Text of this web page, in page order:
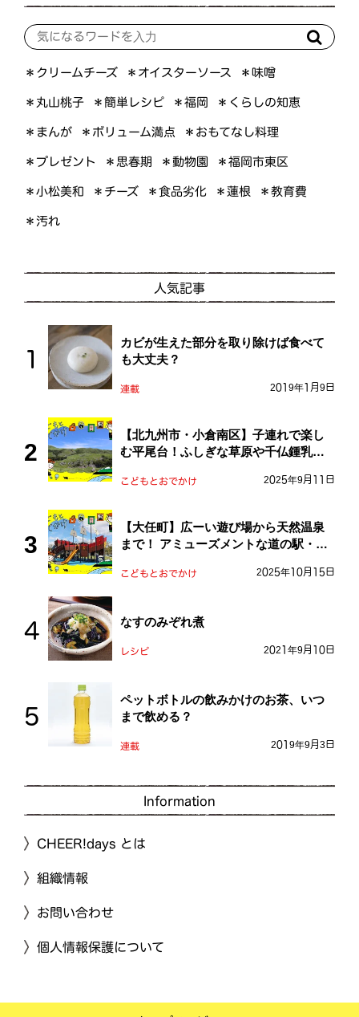
＊クリームチーズ ＊オイスターソース ＊味噌
＊丸山桃子 ＊簡単レシピ ＊福岡 ＊くらしの知恵
＊まんが ＊ボリューム満点 ＊おもてなし料理
＊プレゼント ＊思春期 ＊動物園 ＊福岡市東区
＊小松美和 ＊チーズ ＊食品劣化 ＊蓮根 ＊教育費
＊汚れ
人気記事
カビが生えた部分を取り除けば食べて
も大丈夫？
連載 2019年1月9日
【北九州市・小倉南区】子連れで楽し
む平尾台！ふしぎな草原や千仏鍾乳洞
こどもとおでかけ 2025年9月11日
【大任町】広ーい遊び場から天然温泉
まで！ アミューズメントな道の駅・お
こどもとおでかけ 2025年10月15日
なすのみぞれ煮
レシピ 2021年9月10日
ペットボトルの飲みかけのお茶、いつ
まで飲める？
連載 2019年9月3日
Information
CHEER!days とは
組織情報
お問い合わせ
個人情報保護について